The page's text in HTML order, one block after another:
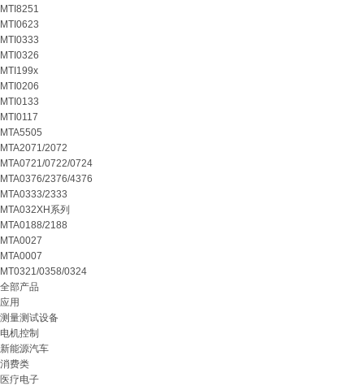
MTI8251
MTI0623
MTI0333
MTI0326
MTI199x
MTI0206
MTI0133
MTI0117
MTA5505
MTA2071/2072
MTA0721/0722/0724
MTA0376/2376/4376
MTA0333/2333
MTA032XH系列
MTA0188/2188
MTA0027
MTA0007
MT0321/0358/0324
全部产品
应用
测量测试设备
电机控制
新能源汽车
消费类
医疗电子